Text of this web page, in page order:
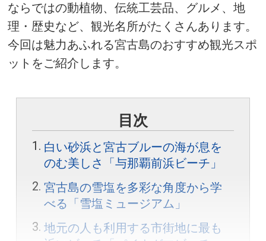
ならではの動植物、伝統工芸品、グルメ、地
理・歴史など、観光名所がたくさんあります。
今回は魅力あふれる宮古島のおすすめ観光スポ
ットをご紹介します。
目次
白い砂浜と宮古ブルーの海が息を
のむ美しさ「与那覇前浜ビーチ」
宮古島の雪塩を多彩な角度から学
べる「雪塩ミュージアム」
地元の人も利用する市街地に最も